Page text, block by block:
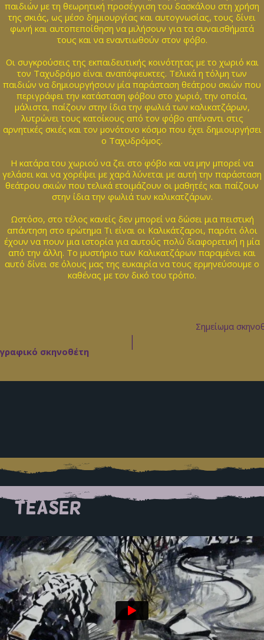
παιδιών με τη θεωρητική προσέγγιση του δασκάλου στη χρήση
της σκιάς, ως μέσο δημιουργίας και αυτογνωσίας, τους δίνει
φωνή και αυτοπεποίθηση να μιλήσουν για τα συναισθήματά
τους και να εναντιωθούν στον φόβο.
Οι συγκρούσεις της εκπαιδευτικής κοινότητας με το χωριό και
τον Ταχυδρόμο είναι αναπόφευκτες. Τελικά η τόλμη των
παιδιών να δημιουργήσουν μία παράσταση θεάτρου σκιών που
περιγράφει την κατάσταση φόβου στο χωριό, την οποία,
μάλιστα, παίζουν στην ίδια την φωλιά των καλικατζάρων,
λυτρώνει τους κατοίκους από τον φόβο απέναντι στις
αρνητικές σκιές και τον μονότονο κόσμο που έχει δημιουργήσει
ο Ταχυδρόμος.
Η κατάρα του χωριού να ζει στο φόβο και να μην μπορεί να
γελάσει και να χορέψει με χαρά λύνεται με αυτή την παράσταση
θεάτρου σκιών που τελικά ετοιμάζουν οι μαθητές και παίζουν
στην ίδια την φωλιά των καλικατζάρων.
Ωστόσο, στο τέλος κανείς δεν μπορεί να δώσει μια πειστική
απάντηση στο ερώτημα Τι είναι οι Καλικάτζαροι, παρότι όλοι
έχουν να πουν μια ιστορία για αυτούς πολύ διαφορετική η μία
από την άλλη. Το μυστήριο των Καλικατζάρων παραμένει και
αυτό δίνει σε όλους μας της ευκαιρία να τους ερμηνεύσουμε ο
καθένας με τον δικό του τρόπο.
Σημείωμα
|
σκηνοθέτη
TEASER